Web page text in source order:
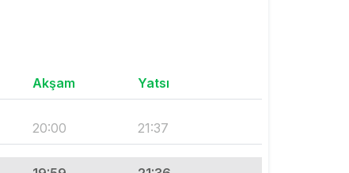
Akşam Yatsı
20:00 21:37